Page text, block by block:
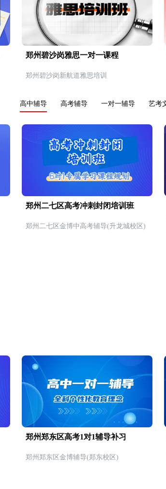
郑州碧沙岗雅思一对一课程
郑州碧沙岗新航道雅思培训
高中辅导 高考辅导 一对一辅导 艺考
郑州二七区高考冲刺封闭培训班
郑州二七区金博中高考辅导(升龙城校区)
郑州郑东区高考1对1辅导补习
郑州郑东区金博辅导(郑东校区)